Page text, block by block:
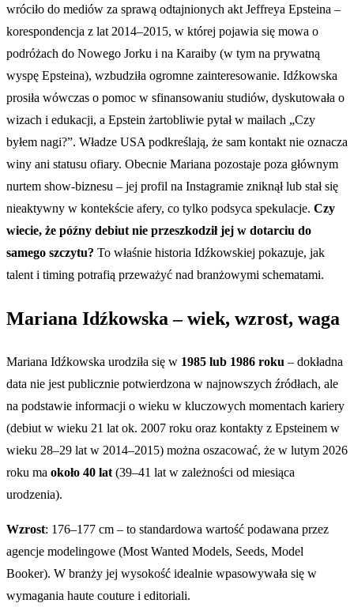
wróciło do mediów za sprawą odtajnionych akt Jeffreya Epsteina –
korespondencja z lat 2014–2015, w której pojawia się mowa o
podróżach do Nowego Jorku i na Karaiby (w tym na prywatną
wyspę Epsteina), wzbudziła ogromne zainteresowanie. Idźkowska
prosiła wówczas o pomoc w sfinansowaniu studiów, dyskutowała o
wizach i edukacji, a Epstein żartobliwie pytał w mailach „Czy
byłem nagi?”. Władze USA podkreślają, że sam kontakt nie oznacza
winy ani statusu ofiary. Obecnie Mariana pozostaje poza głównym
nurtem show-biznesu – jej profil na Instagramie zniknął lub stał się
nieaktywny w kontekście afery, co tylko podsyca spekulacje. Czy
wiecie, że późny debiut nie przeszkodził jej w dotarciu do
samego szczytu? To właśnie historia Idźkowskiej pokazuje, jak
talent i timing potrafią przeważyć nad branżowymi schematami.
Mariana Idźkowska – wiek, wzrost, waga
Mariana Idźkowska urodziła się w 1985 lub 1986 roku – dokładna
data nie jest publicznie potwierdzona w najnowszych źródłach, ale
na podstawie informacji o wieku w kluczowych momentach kariery
(debiut w wieku 21 lat ok. 2007 roku oraz kontakty z Epsteinem w
wieku 28–29 lat w 2014–2015) można oszacować, że w lutym 2026
roku ma około 40 lat(39–41 lat w zależności od miesiąca
urodzenia).
Wzrost: 176–177 cm – to standardowa wartość podawana przez
agencje modelingowe (Most Wanted Models, Seeds, Model
Booker). W branży jej wysokość idealnie wpasowywała się w
wymagania haute couture i editoriali.